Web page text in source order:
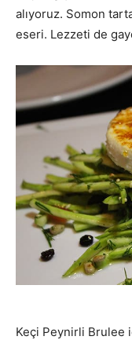
alıyoruz. Somon
eseri. Lezzeti de
Keçi Peynirli Brulee